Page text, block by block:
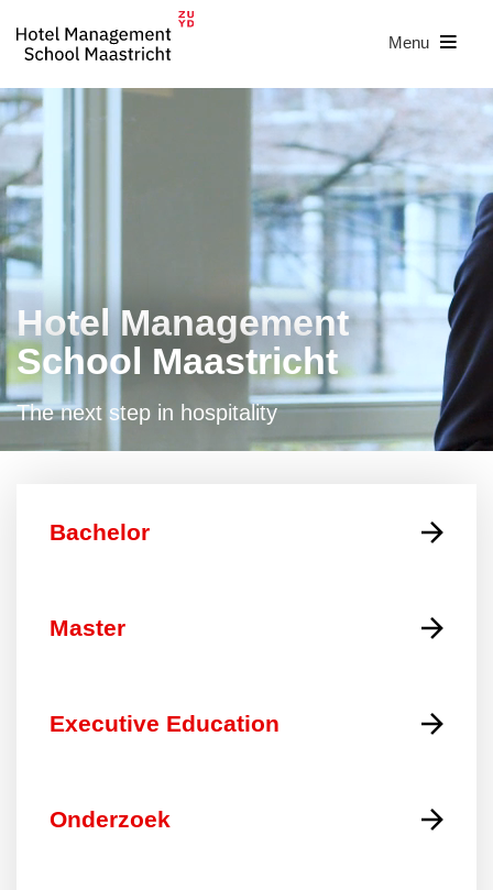
Menu
Hotel Management
School Maastricht
The next step in hospitality
Bachelor
Master
Executive Education
Onderzoek